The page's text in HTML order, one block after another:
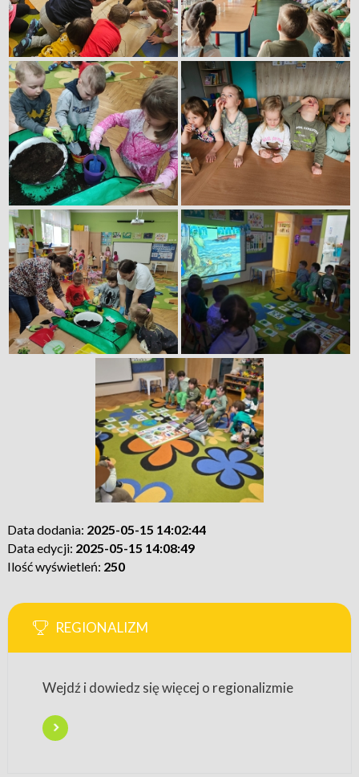
Data dodania: 2025-05-15 14:02:44
Data edycji: 2025-05-15 14:08:49
Ilość wyświetleń: 250
REGIONALIZM
Wejdź i dowiedz się więcej o regionalizmie